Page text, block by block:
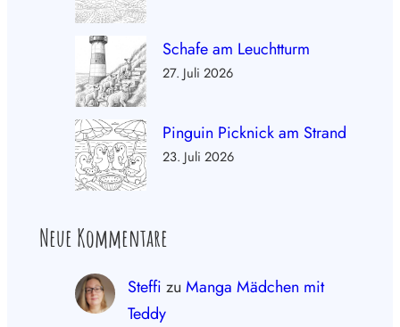
Schafe am Leuchtturm
27. Juli 2026
Pinguin Picknick am Strand
23. Juli 2026
Neue Kommentare
Steffi zu Manga Mädchen mit
Teddy